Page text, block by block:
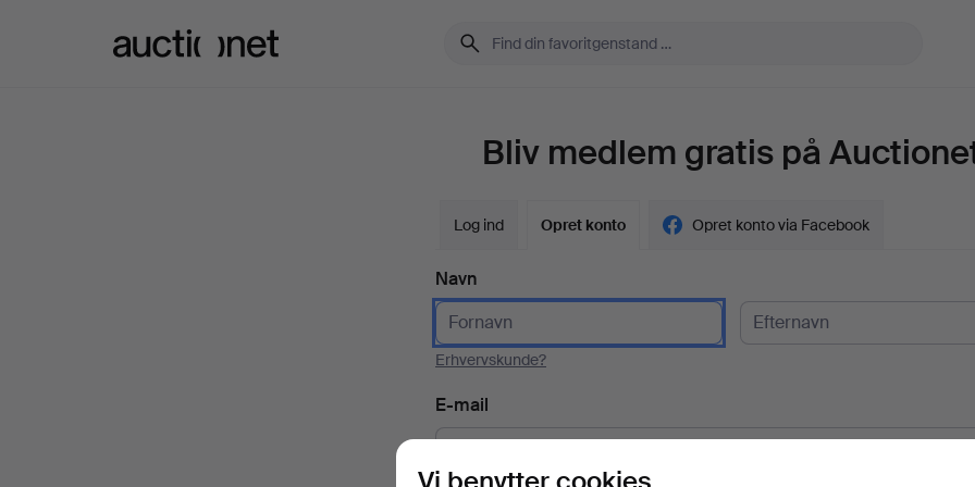
Bliv medlem gratis på
Log ind Opret konto Opret konto via Facebook
Navn
Erhvervskunde?
E-mail